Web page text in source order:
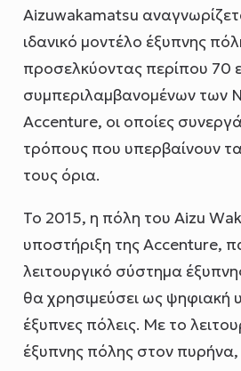
Aizuwakamatsu
ιδανικό μοντέλο έξυπνης
προσελκύοντας περίπου 70
συμπεριλαμβανομένων των
Accenture, οι οποίες
τρόπους που υπερβαίνουν
τους όρια.
Το 2015, η πόλη του Aizu
υποστήριξη της Accenture,
λειτουργικό σύστημα
θα χρησιμεύσει ως ψηφιακή
έξυπνες πόλεις. Με το
έξυπνης πόλης στον πυρήνα,